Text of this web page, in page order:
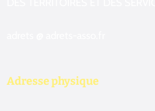
Adresse physique